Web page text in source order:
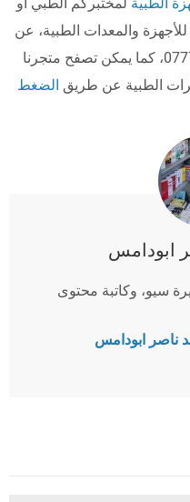
والمعدات الطبية، عن
طريق الاتصال على الرقم 0777077723، كما يمكن تصفح متجرنا
الطبية عن طريق الضغط
سيو، وكاتبة محتوى